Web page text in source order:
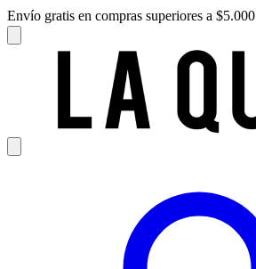
Envío gratis en compras superiores a $5.000